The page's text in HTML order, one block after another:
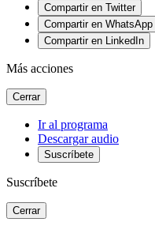
Compartir en Twitter
Compartir en WhatsApp
Compartir en LinkedIn
Más acciones
Cerrar
Ir al programa
Descargar audio
Suscríbete
Suscríbete
Cerrar